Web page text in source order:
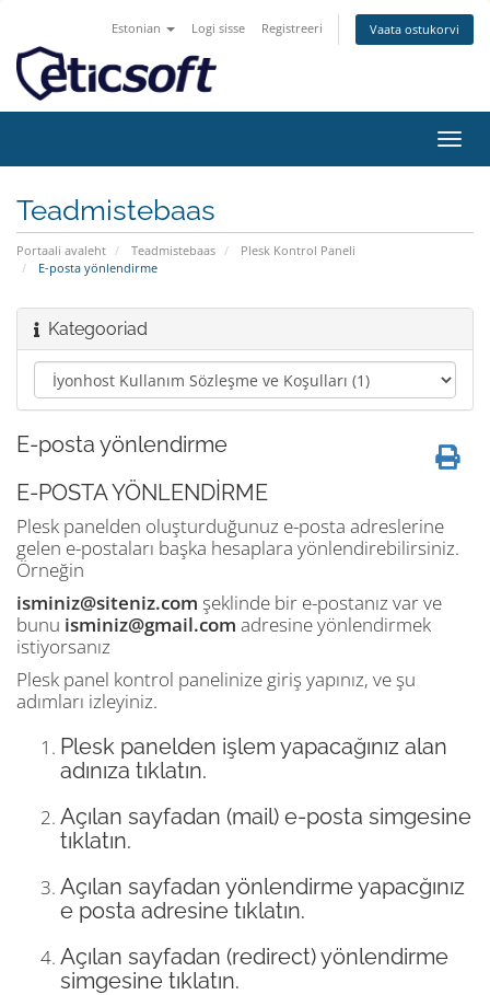
Estonian Logi sisse Registreeri Vaata ostukorvi
Teadmistebaas
Portaali avaleht Teadmistebaas
Plesk Kontrol Paneli
E-posta yönlendirme
Kategooriad
E-posta yönlendirme
E-POSTA YÖNLENDİRME
Plesk panelden oluşturduğunuz e-posta adreslerine
gelen e-postaları başka hesaplara yönlendirebilirsiniz.
Örneğin
isminiz@siteniz.com şeklinde bir e-postanız var ve
bunu isminiz@gmail.com adresine yönlendirmek
istiyorsanız
Plesk panel kontrol panelinize giriş yapınız, ve şu
adımları izleyiniz.
Plesk panelden işlem yapacağınız alan
adınıza tıklatın.
Açılan sayfadan (mail) e-posta simgesine
tıklatın.
Açılan sayfadan yönlendirme yapacğınız
e posta adresine tıklatın.
Açılan sayfadan (redirect) yönlendirme
simgesine tıklatın.